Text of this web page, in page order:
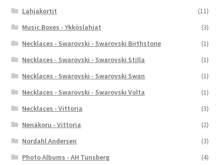
Lahjakortit
(11)
Music Boxes - Ykköslahjat
(3)
Necklaces - Swarovski - Swarovski Birthstone
(1)
Necklaces - Swarovski - Swarovski Stilla
(1)
Necklaces - Swarovski - Swarovski Swan
(1)
Necklaces - Swarovski - Swarovski Volta
(1)
Necklaces - Vittoria
(3)
Nenäkoru - Vittoria
(2)
Nordahl Andersen
(3)
Photo Albums - AH Tunsberg
(4)